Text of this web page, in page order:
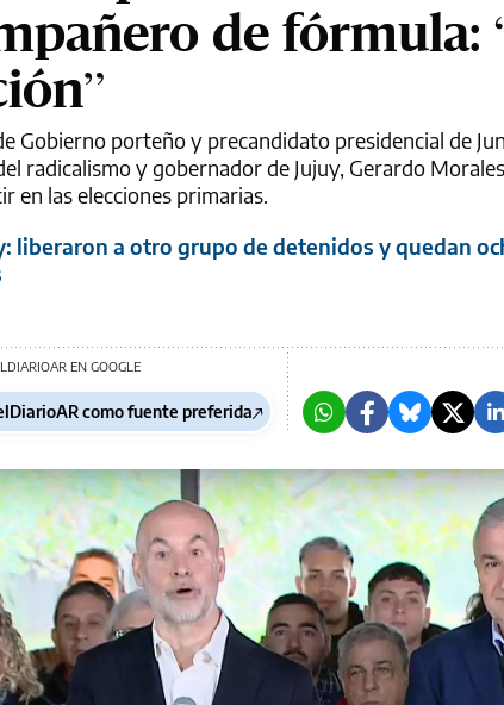
de fórmula:
Gobierno porteño y precandidato presidencial de
radicalismo y gobernador de Jujuy, Gerardo
en las elecciones primarias.
liberaron a otro grupo de detenidos y quedan
EN GOOGLE
como fuente preferida